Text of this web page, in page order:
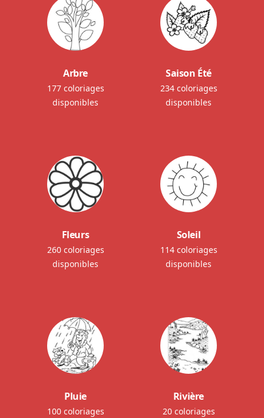
Arbre
177 coloriages
disponibles
Saison Été
234 coloriages
disponibles
Fleurs
260 coloriages
disponibles
Soleil
114 coloriages
disponibles
Pluie
100 coloriages
Rivière
20 coloriages